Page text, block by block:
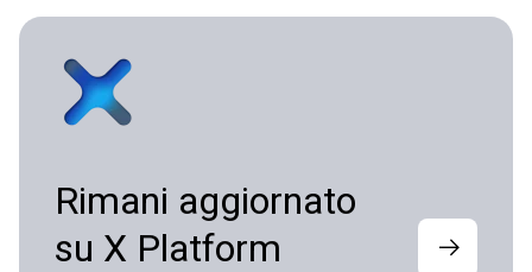
Rimani aggiornato
su X Platform